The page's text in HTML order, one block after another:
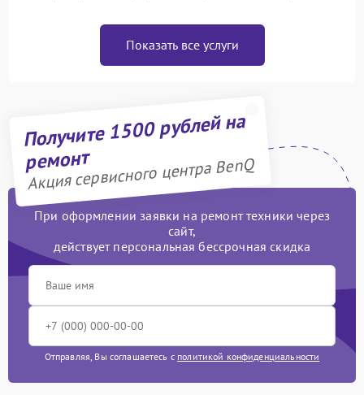
Показать все услуги
Получите 1500 рублей на
ремонт
Акция сервисного центра BenQ
При оформлении заявки на ремонт техники через
сайт,
действует персональная бессрочная скидка
Отправляя, Вы соглашаетесь с политикой конфиденциальности